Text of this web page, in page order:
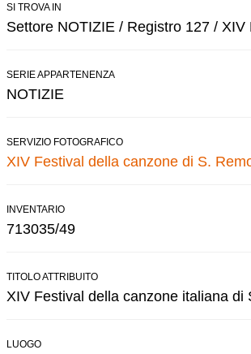
SI TROVA IN
Settore NOTIZIE / Registro 127 /
SERIE APPARTENENZA
NOTIZIE
SERVIZIO FOTOGRAFICO
XIV Festival della canzone di S.
INVENTARIO
713035/49
TITOLO ATTRIBUITO
XIV Festival della canzone italiana
LUOGO